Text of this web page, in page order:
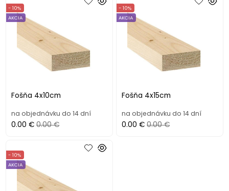
Fošňa 4x10cm
- 10%
AKCIA
na objednávku do 14 dní
0.00 € 0.00 €
Fošňa 4x15cm
- 10%
AKCIA
na objednávku do 14 dní
0.00 € 0.00 €
- 10%
AKCIA